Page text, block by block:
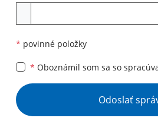
* povinné položky
* Oboznámil som sa so
Google reCaptcha Response
Odoslať